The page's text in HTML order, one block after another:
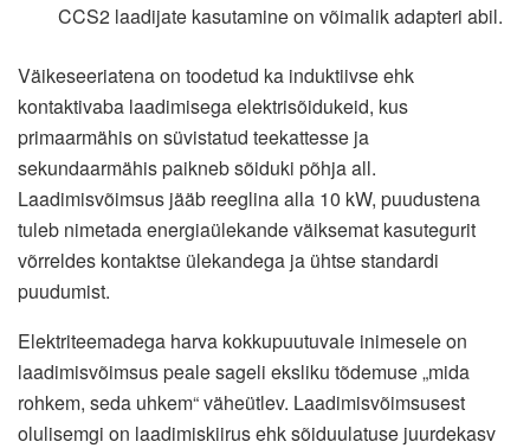
CCS2 laadijate kasutamine on võimalik adapteri abil.
Väikeseeriatena on toodetud ka induktiivse ehk
kontaktivaba laadimisega elektrisõidukeid, kus
primaarmähis on süvistatud teekattesse ja
sekundaarmähis paikneb sõiduki põhja all.
Laadimisvõimsus jääb reeglina alla 10 kW, puudustena
tuleb nimetada energiaülekande väiksemat kasutegurit
võrreldes kontaktse ülekandega ja ühtse standardi
puudumist.
Elektriteemadega harva kokkupuutuvale inimesele on
laadimisvõimsus peale sageli eksliku tõdemuse „mida
rohkem, seda uhkem“ väheütlev. Laadimisvõimsusest
olulisemgi on laadimiskiirus ehk sõiduulatuse juurdekasv